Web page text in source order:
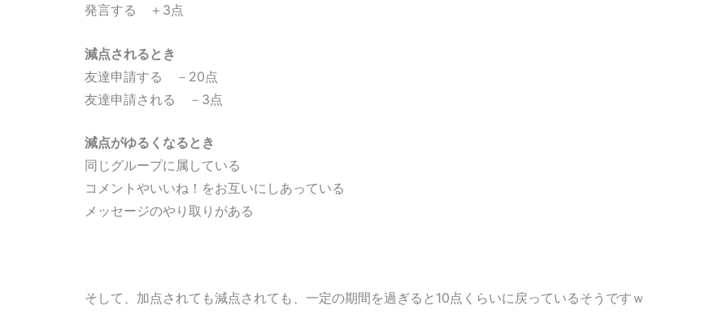
発言する ＋3点
減点されるとき
友達申請する －20点
友達申請される －3点
減点がゆるくなるとき
同じグループに属している
コメントやいいね！をお互いにしあっている
メッセージのやり取りがある
そして、加点されても減点されても、一定の期間を過ぎると10点くらいに戻っているそうですｗ